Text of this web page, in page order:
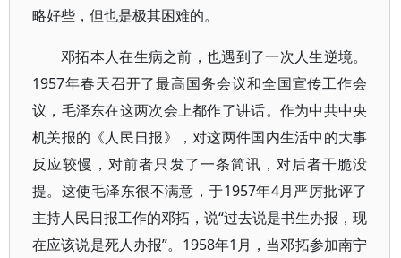
略好些，但也是极其困难的。
邓拓本人在生病之前，也遇到了一次人生逆境。
1957年春天召开了最高国务会议和全国宣传工作会
议，毛泽东在这两次会上都作了讲话。作为中共中央
机关报的《人民日报》，对这两件国内生活中的大事
反应较慢，对前者只发了一条简讯，对后者干脆没
提。这使毛泽东很不满意，于1957年4月严厉批评了
主持人民日报工作的邓拓，说“过去说是书生办报，现
在应该说是死人办报”。1958年1月，当邓拓参加南宁